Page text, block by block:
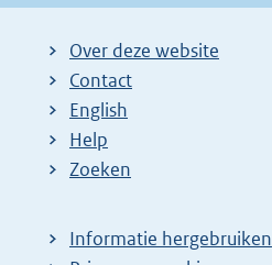
Over deze website
Contact
English
Help
Zoeken
Informatie hergebruiken